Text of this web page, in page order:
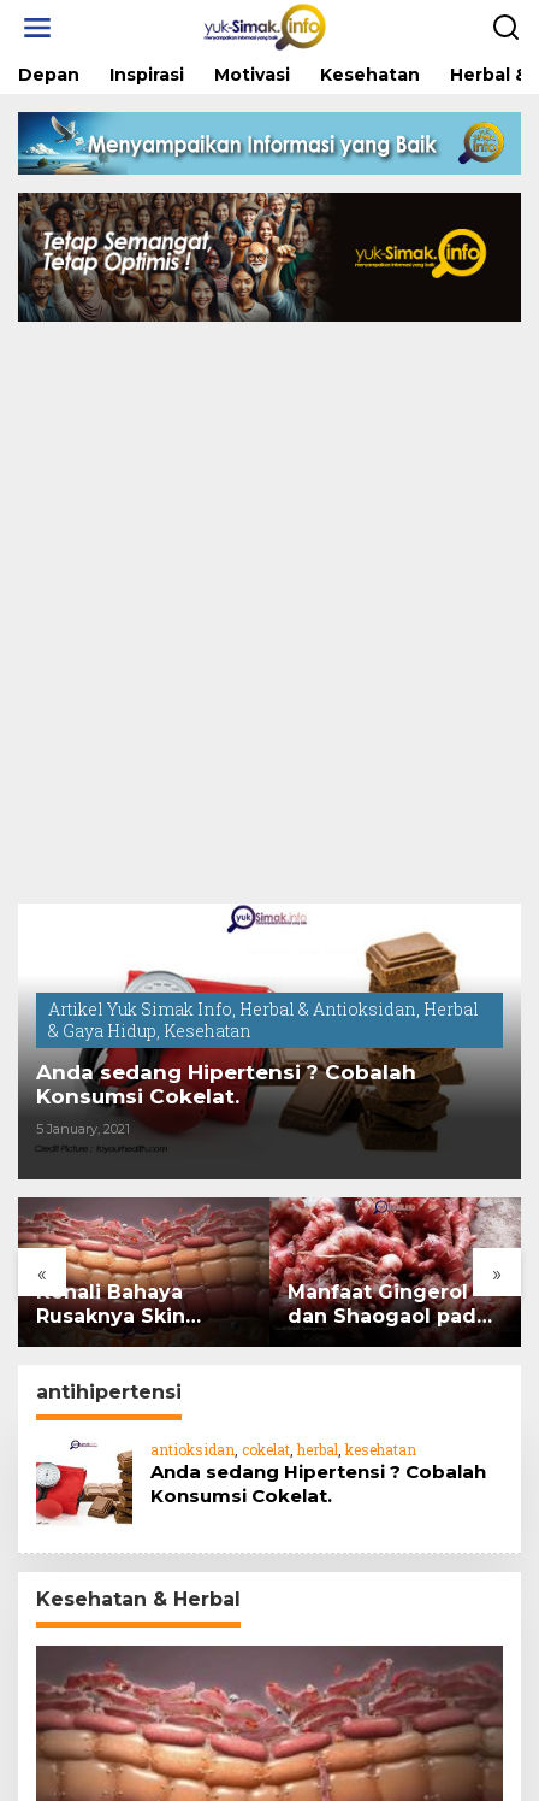
Depan Inspirasi Motivasi Kesehatan Herbal &
Artikel Yuk Simak Info, Herbal & Antioksidan, Herbal
& Gaya Hidup, Kesehatan
Anda sedang Hipertensi ? Cobalah
Konsumsi Cokelat.
5 January, 2021
« »
Kenali Bahaya
Rusaknya Skin
Barrier
Manfaat Gingerol
dan Shaogaol pada
antihipertensi
antioksidan cokelat ,herbal kesehatan
Anda sedang Hipertensi ? Cobalah
Konsumsi Cokelat.
Kesehatan & Herbal